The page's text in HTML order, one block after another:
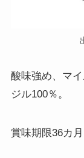
酸味強め、マ
ジル100％。
賞味期限36カ